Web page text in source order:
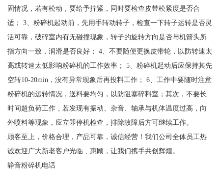
固情况，若有松动，要给予拧紧，同时要检查皮带松紧度是否合
适； 3、粉碎机起动前，先用手转动转子，检查一下转子运转是否灵
活可靠，破碎室内有无碰撞现象，转子的旋转方向是否与机箭头所
指方向一致，润滑是否良好； 4、不要随便更换皮带轮，以防转速太
高或转速太低影响粉碎机的工作效率； 5、粉碎机起动后应保持其先
空转10-20min，没有异常现象后再投料工作； 6、工作中要随时注意
粉碎机的运转情况，送料要均匀，以防阻塞碎料室；其次，不要长
时间超负荷工作，若发现有振动、杂音、轴承与机体温度过高，向
外喷料等现象，应立即停机检查，排除故障后方可继续工作。
顾客至上，价格合理，产品可靠，诚信经营！我们公司全体员工热
诚欢迎广大新老客户光临﹑惠顾，让我们携手共创辉煌。
静音粉碎机电话